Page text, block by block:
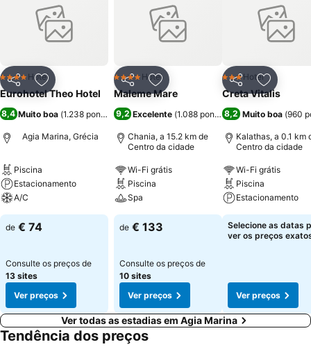
PartilharAdicionar aos favoritos
4 EstrelasHotel
Eurohotel Theo Hotel
8,4 Muito boa (1.238 pontuações)
Agia Marina, Grécia
Piscina
Estacionamento
A/C
de € 74
Consulte os preços de
13 sites
Ver preços
PartilharAdicionar aos favoritos
4 EstrelasHotel
Maleme Mare
9,2 Excelente (1.088 pontuações)
Chania, a 15.2 km de
Centro da cidade
Wi-Fi grátis
Piscina
Spa
de € 133
Consulte os preços de
10 sites
Ver preços
Partilhar
3 Estrelas
Hotel
Creta Vitalis
8,2 Muito boa (960
Kalathas, a 0.1 km
Centro da cidade
Wi-Fi grátis
Piscina
Estacionamento
Selecione as datas
ver os preços
Ver preços
Ver todas as estadias em Agia Marina
Tendência dos preços